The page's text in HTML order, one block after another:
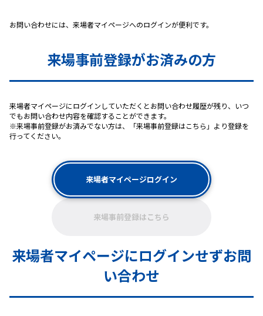
お問い合わせには、来場者マイページへのログインが便利です。
来場事前登録がお済みの方
来場者マイページにログインしていただくとお問い合わせ履歴が残り、いつ
でもお問い合わせ内容を確認することができます。
※来場事前登録がお済みでない方は、「来場事前登録はこちら」より登録を
行ってください。
来場者マイページログイン
来場事前登録はこちら
来場者マイページにログインせずお問
い合わせ